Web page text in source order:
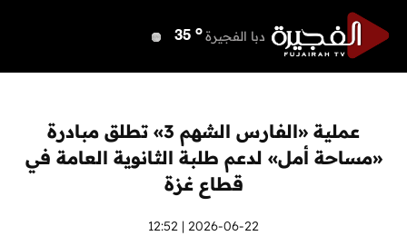
دبا الفجيرة 35 o
أم القيوين 40 o
راس الخيمة o
33 o
عملية «الفارس الشهم 3» تطلق مبادرة
«مساحة أمل» لدعم طلبة الثانوية العامة في
قطاع غزة
2026-06-22 | 12:52